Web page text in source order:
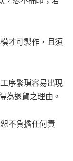
才可製作，且須
序繁瑣容易出現
為退貨之理由。
不負擔任何責